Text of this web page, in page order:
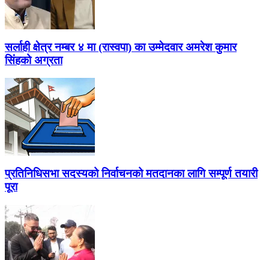
सर्लाही क्षेत्र नम्बर ४ मा (रास्वपा) का उम्मेदवार अमरेश कुमार
सिंहको अग्रता
प्रतिनिधिसभा सदस्यको निर्वाचनको मतदानका लागि सम्पूर्ण तयारी
पूरा